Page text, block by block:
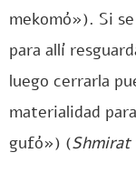
mekomó»). Si
para allí
luego cerrarla
materialidad
gufó») (Shmirat